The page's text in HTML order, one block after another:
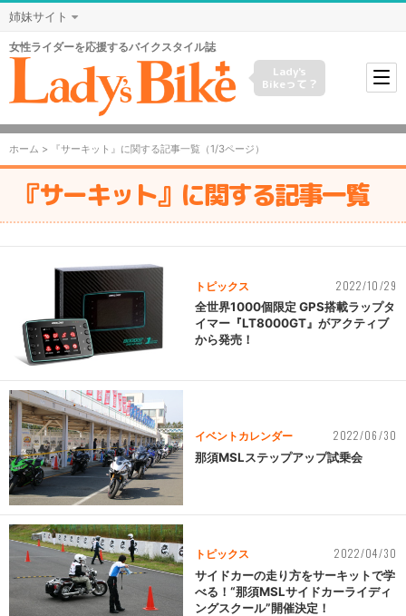
姉妹サイト
女性ライダーを応援するバイクスタイル誌
Lady's
Bikeって？
ホーム > 『サーキット』に関する記事一覧（1/3ページ）
『サーキット』に関する記事一覧
トピックス 2022/10/29
全世界1000個限定 GPS搭載ラップタ
イマー『LT8000GT』がアクティブ
から発売！
イベントカレンダー 2022/06/30
那須MSLステップアップ試乗会
トピックス 2022/04/30
サイドカーの走り方をサーキットで学
べる！“那須MSLサイドカーライディ
ングスクール”開催決定！